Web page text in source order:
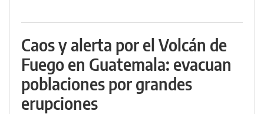
Caos y alerta por el Volcán de
Fuego en Guatemala: evacuan
poblaciones por grandes
erupciones